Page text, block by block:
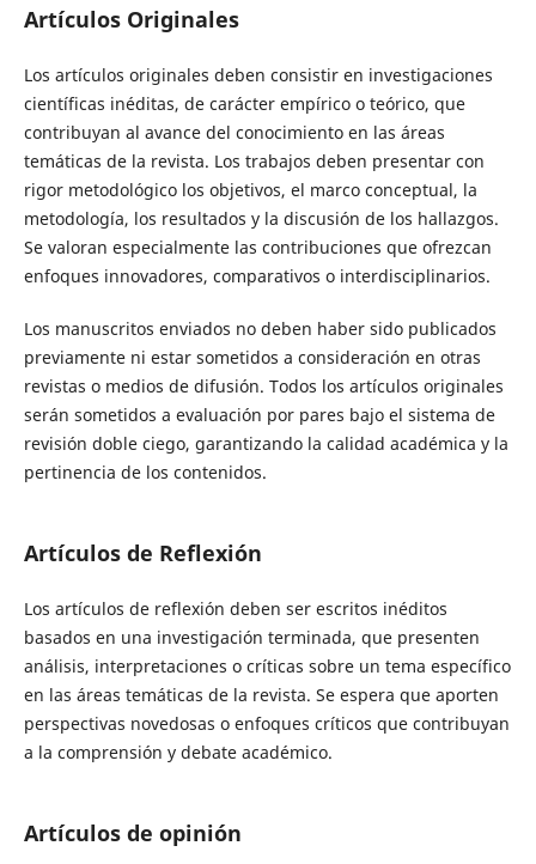
Artículos Originales
Los artículos originales deben consistir en investigaciones
científicas inéditas, de carácter empírico o teórico, que
contribuyan al avance del conocimiento en las áreas
temáticas de la revista. Los trabajos deben presentar con
rigor metodológico los objetivos, el marco conceptual, la
metodología, los resultados y la discusión de los hallazgos.
Se valoran especialmente las contribuciones que ofrezcan
enfoques innovadores, comparativos o interdisciplinarios.
Los manuscritos enviados no deben haber sido publicados
previamente ni estar sometidos a consideración en otras
revistas o medios de difusión. Todos los artículos originales
serán sometidos a evaluación por pares bajo el sistema de
revisión doble ciego, garantizando la calidad académica y la
pertinencia de los contenidos.
Artículos de Reflexión
Los artículos de reflexión deben ser escritos inéditos
basados en una investigación terminada, que presenten
análisis, interpretaciones o críticas sobre un tema específico
en las áreas temáticas de la revista. Se espera que aporten
perspectivas novedosas o enfoques críticos que contribuyan
a la comprensión y debate académico.
Artículos de opinión